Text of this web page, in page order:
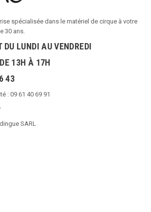
spécialisée dans le matériel de cirque à votre
30 ans.
DU LUNDI AU VENDREDI
13H À 17H
43
: 09 61 40 69 91
SARL